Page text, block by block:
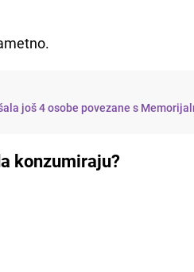
još 4 osobe povezane s
konzumiraju?